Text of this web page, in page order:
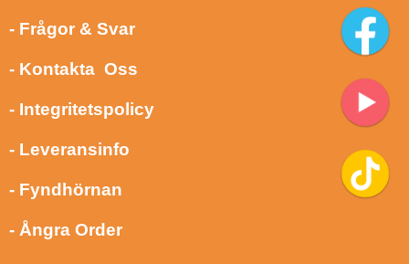
- Frågor & Svar
- Kontakta Oss
- Integritetspolicy
- Leveransinfo
- Fyndhörnan
- Ångra Order